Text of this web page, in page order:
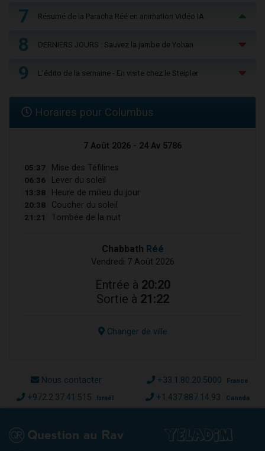
7 Résumé de la Paracha Réé en animation Vidéo IA
8 DERNIERS JOURS : Sauvez la jambe de Yohan
9 L'édito de la semaine - En visite chez le Steipler
Horaires pour Columbus
7 Août 2026 - 24 Av 5786
05:37 Mise des Téfilines
06:36 Lever du soleil
13:38 Heure de milieu du jour
20:38 Coucher du soleil
21:21 Tombée de la nuit
Chabbath Réé
Vendredi 7 Août 2026
Entrée à 20:20
Sortie à 21:22
Changer de ville
Nous contacter +33.1.80.20.5000 France
+972.2.37.41.515 Israël +1.437.887.14.93 Canada